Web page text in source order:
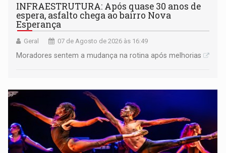
INFRAESTRUTURA: Após quase 30 anos de
espera, asfalto chega ao bairro Nova
Esperança
Geral 07 de Agosto de 2026 às 16:49
Moradores sentem a mudança na rotina após melhorias